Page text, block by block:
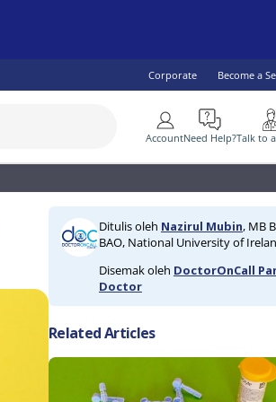
Corporate Become a
AccountNeed Help?Talk to
Fish Oil & Omegas
SEE ALL
Women's Health
Vaccine Services
Ditulis oleh Nazirul Mubin, MB
BAO, National University of
Disemak oleh DoctorOnCall
Doctor
Related Articles